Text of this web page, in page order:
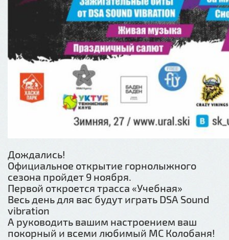
Дождались!
Официальное открытие горнолыжного
сезона пройдет 9 ноября.
Первой откроется трасса «Учебная»
Весь день для вас будут играть DSA Sound
vibration
А руководить вашим настроением ваш
покорный и всеми любимый МС Колобаня!